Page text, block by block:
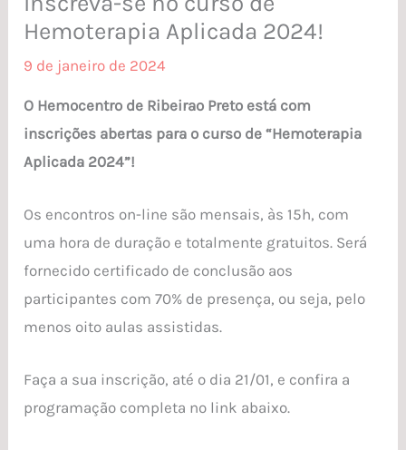
Hemoterapia Aplicada 2024!
9 de janeiro de 2024
O Hemocentro de Ribeirao Preto está com
inscrições abertas para o curso de “Hemoterapia
Aplicada 2024”!
Os encontros on-line são mensais, às 15h, com
uma hora de duração e totalmente gratuitos. Será
fornecido certificado de conclusão aos
participantes com 70% de presença, ou seja, pelo
menos oito aulas assistidas.
Faça a sua inscrição, até o dia 21/01, e confira a
programação completa no link abaixo.